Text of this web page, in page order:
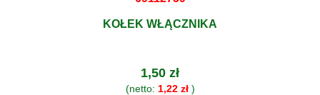
KOŁEK WŁĄCZNIKA
1,50 zł
(netto: 1,22 zł)